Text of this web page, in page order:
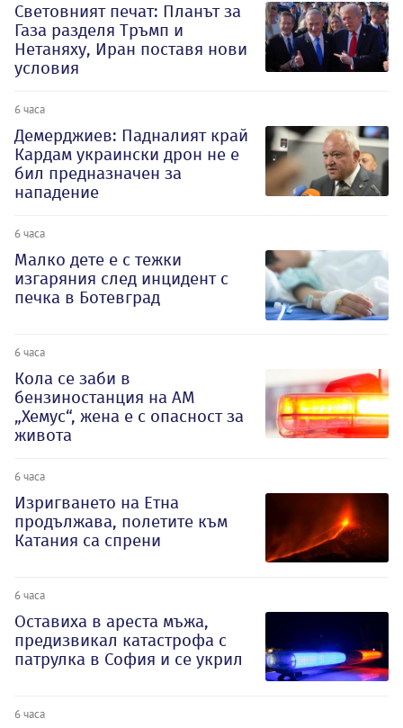
Световният печат: Планът за
Газа разделя Тръмп и
Нетаняху, Иран поставя нови
условия
6 часа
Демерджиев: Падналият край
Кардам украински дрон не е
бил предназначен за
нападение
6 часа
Малко дете е с тежки
изгаряния след инцидент с
печка в Ботевград
6 часа
Кола се заби в
бензиностанция на АМ
„Хемус“, жена е с опасност за
живота
6 часа
Изригването на Етна
продължава, полетите към
Катания са спрени
6 часа
Оставиха в ареста мъжа,
предизвикал катастрофа с
патрулка в София и се укрил
6 часа